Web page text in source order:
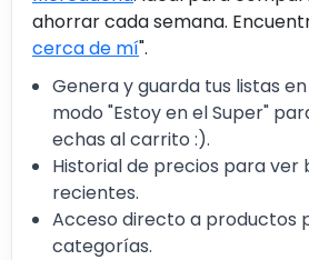
ahorrar cada semana.
cerca de mí".
Genera y guarda tus listas
modo "Estoy en el Super"
echas al carrito :).
Historial de precios para ver
recientes.
Acceso directo a productos
categorías.